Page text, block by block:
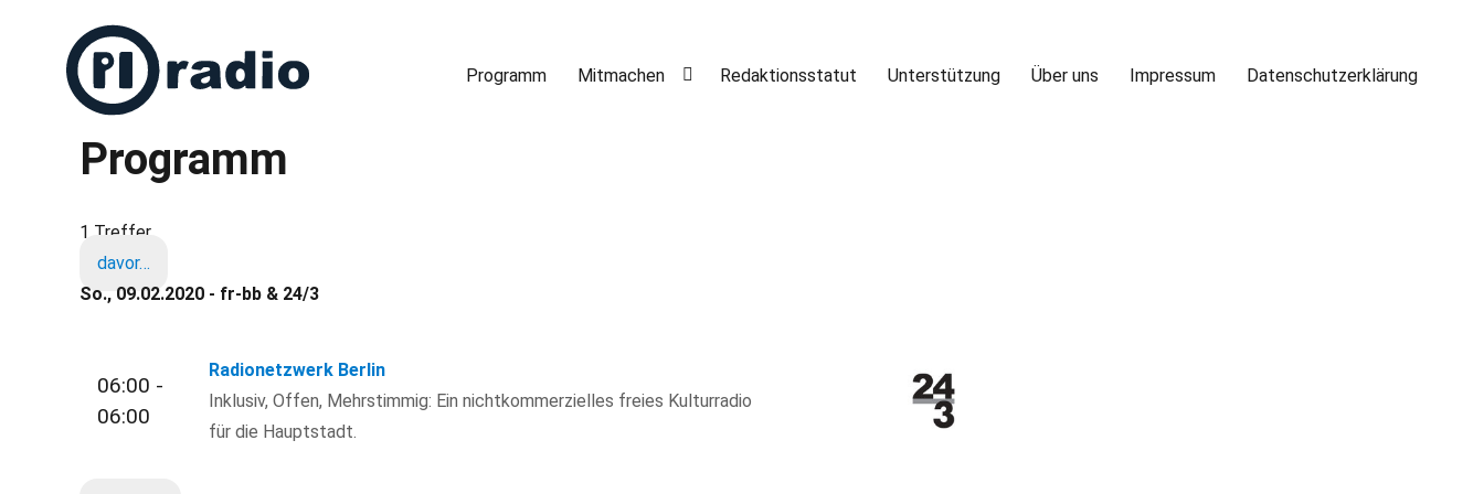
Freies Radio in Berlin
Programm Mitmachen Redaktionsstatut Unterstützung Über uns Impressum Datenschutzerklärung
Programm
1 Treffer
davor…
So., 09.02.2020 - fr-bb & 24/3
06:00 -
06:00
Radionetzwerk Berlin
Inklusiv, Offen, Mehrstimmig: Ein nichtkommerzielles freies Kulturradio
für die Hauptstadt.